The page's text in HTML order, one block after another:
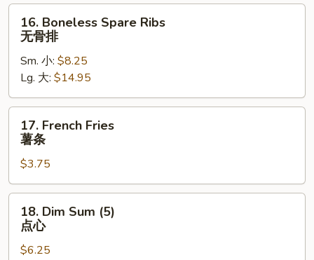
Boneless
Spare
Ribs
骨
排
16. Boneless Spare Ribs
无骨排
Sm. 小: $8.25
Lg. 大: $14.95
French
Fries
条
17. French Fries
薯条
$3.75
Dim
Sum
(5)
18. Dim Sum (5)
点心
$6.25